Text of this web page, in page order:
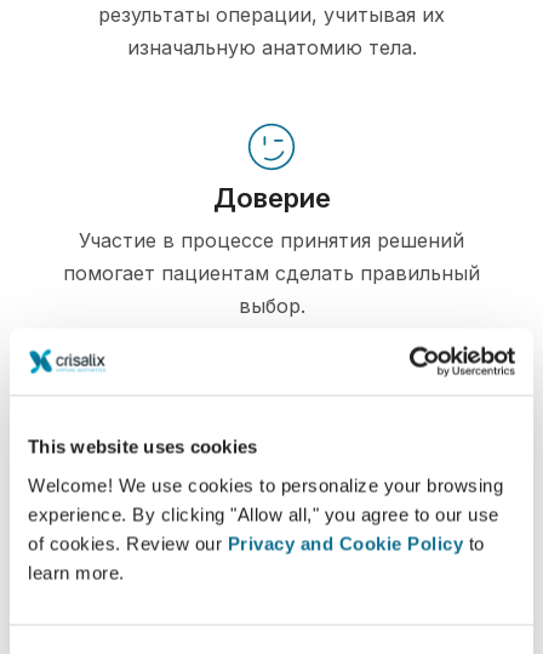
This website uses cookies
Welcome! We use cookies to personalize your browsing
experience. By clicking "Allow all," you agree to our use
of cookies. Review our Privacy and Cookie Policy to
learn more.
результаты операции, учитывая их
изначальную анатомию тела.
Доверие
Участие в процессе принятия решений
помогает пациентам сделать правильный
выбор.
Довольны
100% женщин сказали, что они были
удовлетворены или очень удовлетворены
своей операцией после того, как увидели